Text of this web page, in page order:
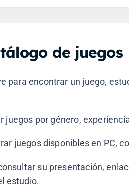
de juegos
para encontrar un juego,
juegos por género,
juegos disponibles en PC,
su presentación,
estudio.